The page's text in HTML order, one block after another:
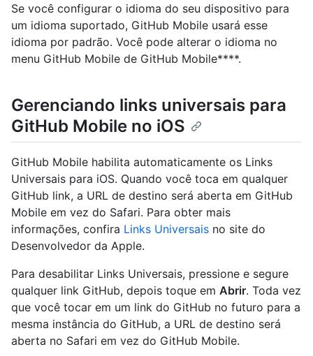
Se você configurar o idioma do seu dispositivo para
um idioma suportado, GitHub Mobile usará esse
idioma por padrão. Você pode alterar o idioma no
menu GitHub Mobile de GitHub Mobile****.
Gerenciando links universais para
GitHub Mobile no iOS
GitHub Mobile habilita automaticamente os Links
Universais para iOS. Quando você toca em qualquer
GitHub link, a URL de destino será aberta em GitHub
Mobile em vez do Safari. Para obter mais
informações, confira Links Universais no site do
Desenvolvedor da Apple.
Para desabilitar Links Universais, pressione e segure
qualquer link GitHub, depois toque em Abrir. Toda vez
que você tocar em um link do GitHub no futuro para a
mesma instância do GitHub, a URL de destino será
aberta no Safari em vez do GitHub Mobile.